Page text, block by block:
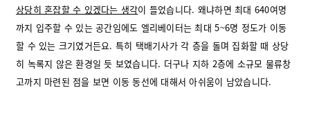
상당히 혼잡할 수 있겠다는 생각이 들었습니다. 왜냐하면 최대 640여명
까지 입주할 수 있는 공간임에도 엘리베이터는 최대 5~6명 정도가 이동
할 수 있는 크기였거든요. 특히 택배기사가 각 층을 돌며 집화할 때 상당
히 녹록지 않은 환경일 듯 보였습니다. 더구나 지하 2층에 소규모 물류창
고까지 마련된 점을 보면 이동 동선에 대해서 아쉬움이 남았습니다.